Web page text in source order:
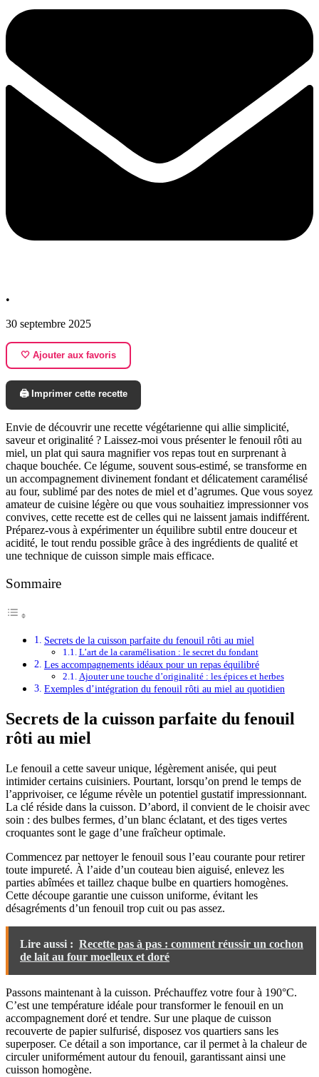
•
30 septembre 2025
🤍 Ajouter aux favoris
🖨️ Imprimer cette recette
Envie de découvrir une recette végétarienne qui allie simplicité,
saveur et originalité ? Laissez-moi vous présenter le fenouil rôti au
miel, un plat qui saura magnifier vos repas tout en surprenant à
chaque bouchée. Ce légume, souvent sous-estimé, se transforme en
un accompagnement divinement fondant et délicatement caramélisé
au four, sublimé par des notes de miel et d’agrumes. Que vous soyez
amateur de cuisine légère ou que vous souhaitiez impressionner vos
convives, cette recette est de celles qui ne laissent jamais indifférent.
Préparez-vous à expérimenter un équilibre subtil entre douceur et
acidité, le tout rendu possible grâce à des ingrédients de qualité et
une technique de cuisson simple mais efficace.
Sommaire
Secrets de la cuisson parfaite du fenouil rôti au miel
L’art de la caramélisation : le secret du fondant
Les accompagnements idéaux pour un repas équilibré
Ajouter une touche d’originalité : les épices et herbes
Exemples d’intégration du fenouil rôti au miel au quotidien
Secrets de la cuisson parfaite du fenouil
rôti au miel
Le fenouil a cette saveur unique, légèrement anisée, qui peut
intimider certains cuisiniers. Pourtant, lorsqu’on prend le temps de
l’apprivoiser, ce légume révèle un potentiel gustatif impressionnant.
La clé réside dans la cuisson. D’abord, il convient de le choisir avec
soin : des bulbes fermes, d’un blanc éclatant, et des tiges vertes
croquantes sont le gage d’une fraîcheur optimale.
Commencez par nettoyer le fenouil sous l’eau courante pour retirer
toute impureté. À l’aide d’un couteau bien aiguisé, enlevez les
parties abîmées et taillez chaque bulbe en quartiers homogènes.
Cette découpe garantie une cuisson uniforme, évitant les
désagréments d’un fenouil trop cuit ou pas assez.
Lire aussi : Recette pas à pas : comment réussir un cochon
de lait au four moelleux et doré
Passons maintenant à la cuisson. Préchauffez votre four à 190°C.
C’est une température idéale pour transformer le fenouil en un
accompagnement doré et tendre. Sur une plaque de cuisson
recouverte de papier sulfurisé, disposez vos quartiers sans les
superposer. Ce détail a son importance, car il permet à la chaleur de
circuler uniformément autour du fenouil, garantissant ainsi une
cuisson homogène.